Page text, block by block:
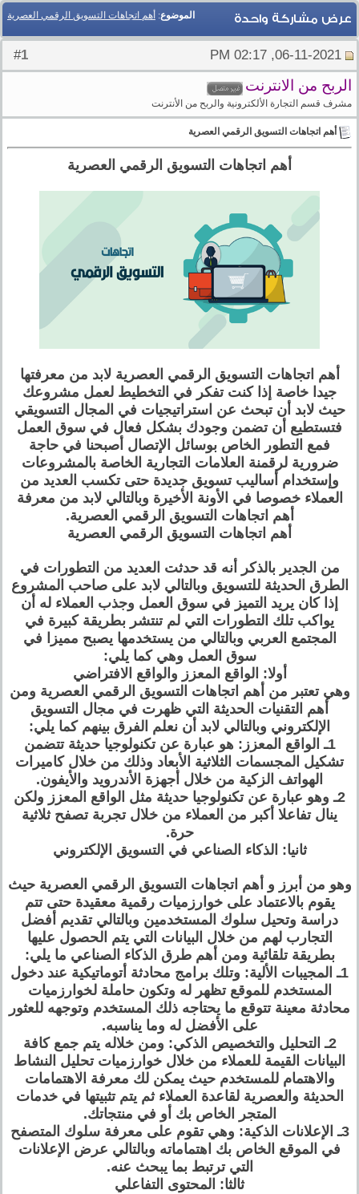
الموضوع: أهم اتجاهات التسويق الرقمي العصرية عرض مشاركة واحدة
1
الربح من الانترنت
مشرف قسم التجارة الألكترونية والربح من الأنترنت
أهم اتجاهات التسويق الرقمي العصرية
أهم اتجاهات التسويق الرقمي العصرية
أهم اتجاهات التسويق الرقمي العصرية لابد من معرفتها
جيدا خاصة إذا كنت تفكر في التخطيط لعمل مشروعك
حيث لابد أن تبحث عن استراتيجيات في المجال التسويقي
فتستطيع أن تضمن وجودك بشكل فعال في سوق العمل
فمع التطور الخاص بوسائل الإتصال أصبحنا في حاجة
ضرورية لرقمنة العلامات التجارية الخاصة بالمشروعات
وإستخدام أساليب تسويق جديدة حتى تكسب العديد من
العملاء خصوصا في الأونة الأخيرة وبالتالي لابد من معرفة
أهم اتجاهات التسويق الرقمي العصرية.
أهم اتجاهات التسويق الرقمي العصرية
من الجدير بالذكر أنه قد حدثت العديد من التطورات في
الطرق الحديثة للتسويق وبالتالي لابد على صاحب المشروع
إذا كان يريد التميز في سوق العمل وجذب العملاء له أن
يواكب تلك التطورات التي لم تنتشر بطريقة كبيرة في
المجتمع العربي وبالتالي من يستخدمها يصبح مميزا في
سوق العمل وهي كما يلي:
أولا: الواقع المعزز والواقع الافتراضي
وهي تعتبر من أهم اتجاهات التسويق الرقمي العصرية ومن
أهم التقنيات الحديثة التي ظهرت في مجال التسويق
الإلكتروني وبالتالي لابد أن نعلم الفرق بينهم كما يلي:
1ـ الواقع المعزز: هو عبارة عن تكنولوجيا حديثة تتضمن
تشكيل المجسمات الثلاثية الأبعاد وذلك من خلال كاميرات
الهواتف الزكية من خلال أجهزة الأندرويد والأيفون.
2ـ وهو عبارة عن تكنولوجيا حديثة مثل الواقع المعزز ولكن
ينال تفاعلا أكبر من العملاء من خلال تجربة تصفح ثلاثية
حرة.
ثانيا: الذكاء الصناعي في التسويق الإلكتروني
وهو من أبرز و أهم اتجاهات التسويق الرقمي العصرية حيث
يقوم بالاعتماد على خوارزميات رقمية معقيدة حتى تتم
دراسة وتحيل سلوك المستخدمين وبالتالي تقديم أفضل
التجارب لهم من خلال البيانات التي يتم الحصول عليها
بطريقة تلقائية ومن أهم طرق الذكاء الصناعي ما يلي:
1ـ المجيبات الألية: وتلك برامج محادثة أتوماتيكية عند دخول
المستخدم للموقع تظهر له وتكون حاملة لخوارزميات
محادثة معينة تتوقع ما يحتاجه ذلك المستخدم وتوجهه للعثور
على الأفضل له وما يناسبه.
2ـ التحليل والتخصيص الذكي: ومن خلاله يتم جمع كافة
البيانات القيمة للعملاء من خلال خوارزميات تحليل النشاط
والاهتمام للمستخدم حيث يمكن لك معرفة الاهتمامات
الحديثة والعصرية لقاعدة العملاء ثم يتم تثبيتها في خدمات
المتجر الخاص بك أو في منتجاتك.
3ـ الإعلانات الذكية: وهي تقوم على معرفة سلوك المتصفح
في الموقع الخاص بك اهتماماته وبالتالي عرض الإعلانات
التي ترتبط بما يبحث عنه.
ثالثا: المحتوى التفاعلي